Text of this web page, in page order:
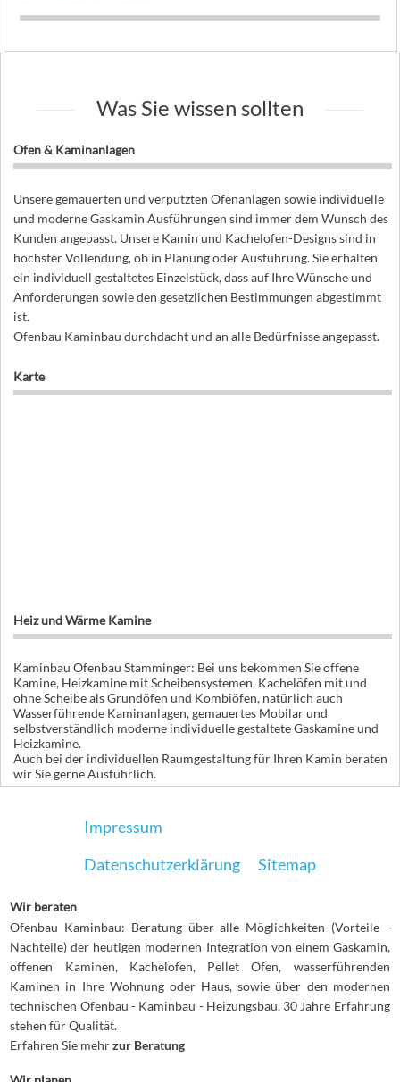
Was Sie wissen sollten
Ofen & Kaminanlagen
Unsere gemauerten und verputzten Ofenanlagen sowie individuelle
und moderne Gaskamin Ausführungen sind immer dem Wunsch des
Kunden angepasst. Unsere Kamin und Kachelofen-Designs sind in
höchster Vollendung, ob in Planung oder Ausführung. Sie erhalten
ein individuell gestaltetes Einzelstück, dass auf Ihre Wünsche und
Anforderungen sowie den gesetzlichen Bestimmungen abgestimmt
ist.
Ofenbau Kaminbau durchdacht und an alle Bedürfnisse angepasst.
Karte
Heiz und Wärme Kamine
Kaminbau Ofenbau Stamminger: Bei uns bekommen Sie offene
Kamine, Heizkamine mit Scheibensystemen, Kachelöfen mit und
ohne Scheibe als Grundöfen und Kombiöfen, natürlich auch
Wasserführende Kaminanlagen, gemauertes Mobilar und
selbstverständlich moderne individuelle gestaltete Gaskamine und
Heizkamine.
Auch bei der individuellen Raumgestaltung für Ihren Kamin beraten
wir Sie gerne Ausführlich.
Impressum
Datenschutzerklärung
Sitemap
Wir beraten
Ofenbau Kaminbau: Beratung über alle Möglichkeiten (Vorteile -
Nachteile) der heutigen modernen Integration von einem Gaskamin,
offenen Kaminen, Kachelofen, Pellet Ofen, wasserführenden
Kaminen in Ihre Wohnung oder Haus, sowie über den modernen
technischen Ofenbau - Kaminbau - Heizungsbau. 30 Jahre Erfahrung
stehen für Qualität.
Erfahren Sie mehrzur Beratung